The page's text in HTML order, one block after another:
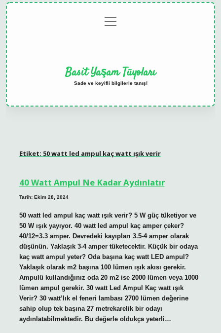
menüyü
aç
Basit Yaşam Tüyoları
Sade ve keyifli bilgilerle tanış!
Etiket: 50 watt led ampul kaç watt ışık verir
40 Watt Ampul Ne Kadar Aydınlatır
Tarih: Ekim 28, 2024
50 watt led ampul kaç watt ışık verir? 5 W güç tüketiyor ve
50 W ışık yayıyor. 40 watt led ampul kaç amper çeker?
40/12=3.3 amper. Devredeki kayıpları 3.5-4 amper olarak
düşünün. Yaklaşık 3-4 amper tüketecektir. Küçük bir odaya
kaç watt ampul yeter? Oda başına kaç watt LED ampul?
Yaklaşık olarak m2 başına 100 lümen ışık akısı gerekir.
Ampulü kullandığınız oda 20 m2 ise 2000 lümen veya 1000
lümen ampul gerekir. 30 watt Led Ampul Kaç watt ışık
Verir? 30 watt’lık el feneri lambası 2700 lümen değerine
sahip olup tek başına 27 metrekarelik bir odayı
aydınlatabilmektedir. Bu değerle oldukça yeterli…